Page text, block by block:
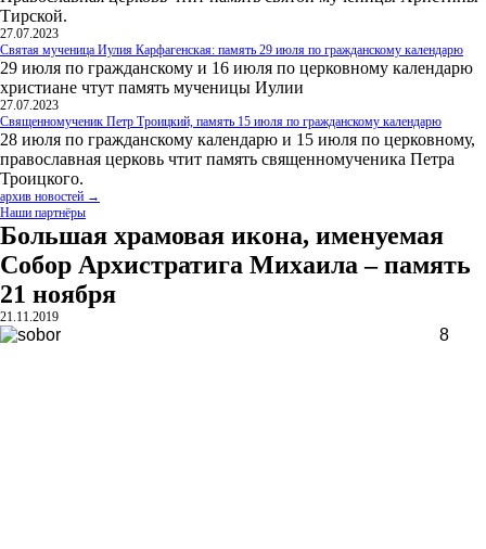
Тирской.
27.07.2023
Святая мученица Иулия Карфагенская: память 29 июля по гражданскому календарю
29 июля по гражданскому и 16 июля по церковному календарю
христиане чтут память мученицы Иулии
27.07.2023
Священномученик Петр Троицкий, память 15 июля по гражданскому календарю
28 июля по гражданскому календарю и 15 июля по церковному,
православная церковь чтит память священномученика Петра
Троицкого.
архив новостей →
Наши партнёры
Большая храмовая икона, именуемая
Собор Архистратига Михаила – память
21 ноября
21.11.2019
8